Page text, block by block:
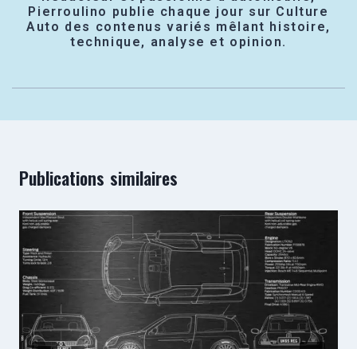
Pierroulino publie chaque jour sur Culture
Auto des contenus variés mêlant histoire,
technique, analyse et opinion.
Publications similaires